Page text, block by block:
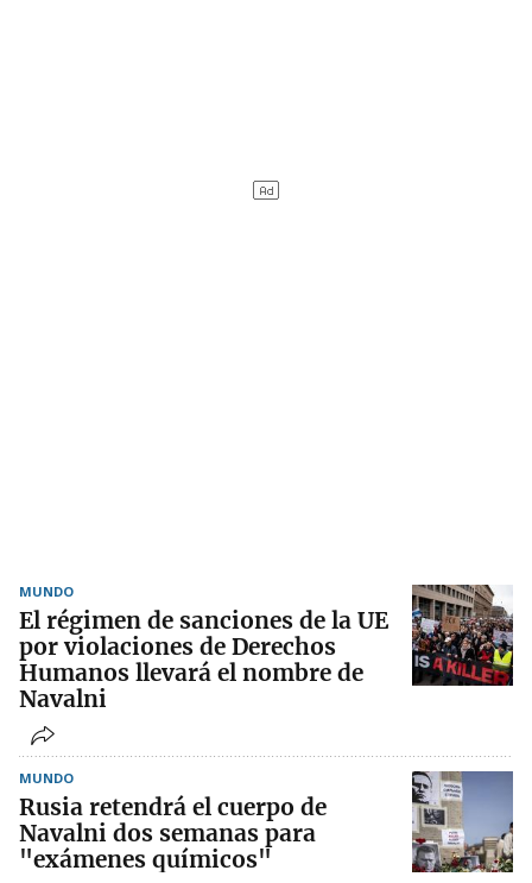
MUNDO
El régimen de sanciones de la UE
por violaciones de Derechos
Humanos llevará el nombre de
Navalni
MUNDO
Rusia retendrá el cuerpo de
Navalni dos semanas para
"exámenes químicos"